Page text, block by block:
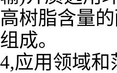
高树脂含量
组成。
4,应用领域和